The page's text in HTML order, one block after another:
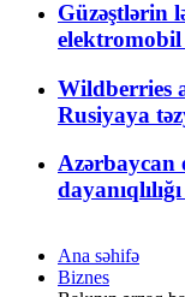
Güzəştlərin
elektromobil
Wildberries
Rusiyaya
Azərbaycan
Ana səhifə
Biznes